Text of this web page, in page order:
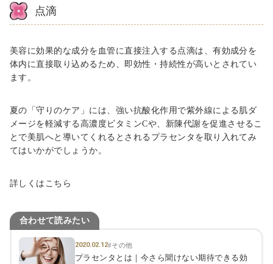
点滴
美容に効果的な成分を血管に直接注入する点滴は、有効成分を
体内に直接取り込めるため、即効性・持続性が高いとされてい
ます。
夏の「守りのケア」には、 強い抗酸化作用で紫外線による肌ダ
メージを軽減する 高濃度ビタミンCや、新陳代謝を促進させるこ
とで美肌へと導いてくれるとされるプラセンタを取り入れてみ
てはいかがでしょうか。
詳しくはこちら
合わせて読みたい
2020.02.12#その他
プラセンタとは｜今さら聞けない期待できる効